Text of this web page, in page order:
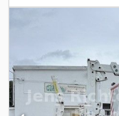
helyezés:01/2009,
, Jó